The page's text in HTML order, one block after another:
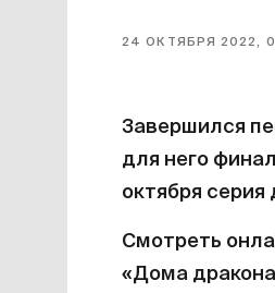
24 ОКТЯБРЯ 2022,
Завершился
для него
октября серия
Смотреть
«Дома